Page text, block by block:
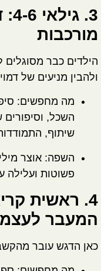
3.
מורכבות
הילדים כבר מסוגלים
ולהבין מניעים של
מה מחפשים:
השכל,
שיתוף,
השפה: אוצר
פשוטות ועלילה
המעבר
כאן הדגש עובר